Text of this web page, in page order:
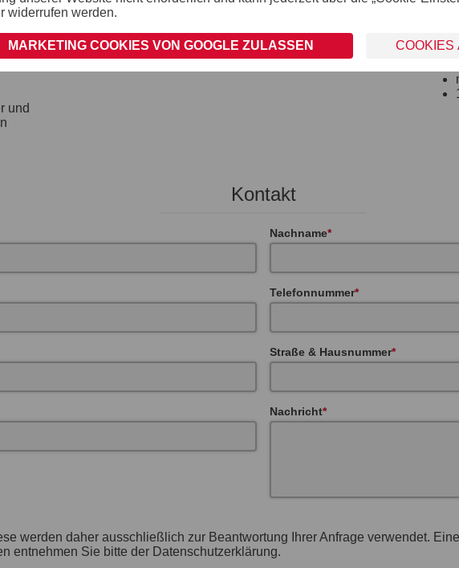
mit STEMA
und
wartungsfreie Kompaktradlager
Unterlegkeile inkl. Halterung montiert
Kontakt
Nachname
Telefonnummer
Straße & Hausnummer
Nachricht
werden daher ausschließlich zur Beantwortung Ihrer Anfrage verwendet.
entnehmen Sie bitte der Datenschutzerklärung.
widerrufen werden.
MARKETING COOKIES VON GOOGLE ZULASSEN COOKIES